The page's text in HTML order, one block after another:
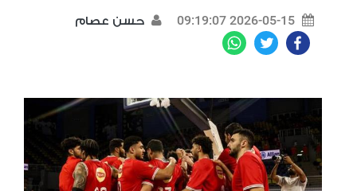
2026-05-15 09:19:07 حسن عصام
Facebook
Twitter